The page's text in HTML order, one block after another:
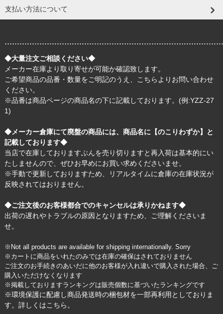
支払い方法について
◆大量注文ご相談ください◆
メーカー在庫より取り寄せが可能か確認致します。
ご希望商品の品番・数量をご明記のうえ、
こちら よりお問い合わせ
ください。
※品番は商品ページの商品名の下に記載しております。(例:YZZ-27
1)
◆メーカー倉庫にて廃盤の商品には、商品名に【のこりわずか】と
記載しております◆
当店で在庫しておりますぶんを売り切りますと再入荷は基本的にい
たしませんので、ぜひお早めにお買い求めくださいませ。
※手動で更新しておりますため、リアルタイムに倉庫の在庫状況が
反映されてはおりません。
◆ご注文後のお客様都合でのキャンセルは承りかねます◆
出荷の遅れやトラブルの原因となりますため、ご理解くださいま
せ。
※Not all products are available for shipping internationally. Sorry
※カートに商品をいれたのみでは在庫の確保はされておりません
ご注文のお手続きのあいだに他のお客様が入れ違いで購入された場合、ご
購入いただけなくなります
※掲載しておりますランキングは販売個数に基づいたランキングです
※環境保護に配慮し商品発送時の梱包材を一部再利用としておりま
す。詳しくはこちら 。